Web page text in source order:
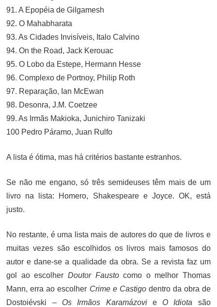
91. A Epopéia de Gilgamesh
92. O Mahabharata
93. As Cidades Invisíveis, Italo Calvino
94. On the Road, Jack Kerouac
95. O Lobo da Estepe, Hermann Hesse
96. Complexo de Portnoy, Philip Roth
97. Reparação, Ian McEwan
98. Desonra, J.M. Coetzee
99. As Irmãs Makioka, Junichiro Tanizaki
100 Pedro Páramo, Juan Rulfo
A lista é ótima, mas há critérios bastante estranhos.
Se não me engano, só três semideuses têm mais de um
livro na lista: Homero, Shakespeare e Joyce. OK, está
justo.
No restante, é uma lista mais de autores do que de livros e
muitas vezes são escolhidos os livros mais famosos do
autor e dane-se a qualidade da obra. Se a revista faz um
gol ao escolher Doutor Faustocomo o melhor Thomas
Mann, erra ao escolher Crime e Castigo dentro da obra de
Dostoiévski – Os Irmãos Karamázovi e O Idiota são